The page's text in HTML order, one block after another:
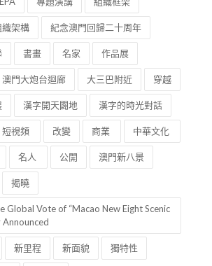
織架構 紀念澳門回歸二十周年
書畫 名家 作品展
澳門大炮台迴廊 大三巴附近 穿越
漢字開天闢地 漢字的時光對話
短視頻 改變 商業 中華文化
名人 公開 澳門新八景
揭曉
Global Vote of “Macao New Eight Scenic
Announced
新里程 新面貌 獨特性